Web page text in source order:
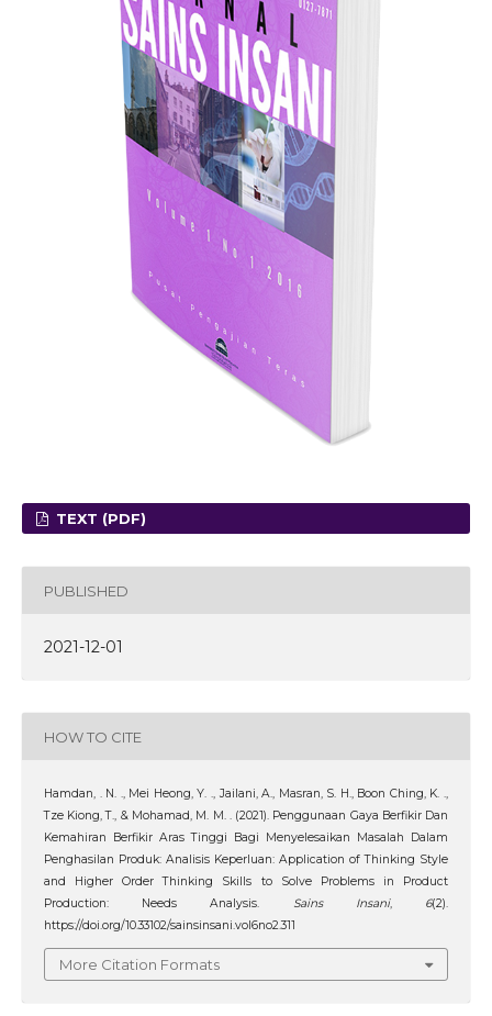
TEXT (PDF)
PUBLISHED
2021-12-01
HOW TO CITE
Hamdan, . N. ., Mei Heong, Y. ., Jailani, A., Masran, S. H., Boon Ching, K. .,
Tze Kiong, T., & Mohamad, M. M. . (2021). Penggunaan Gaya Berfikir Dan
Kemahiran Berfikir Aras Tinggi Bagi Menyelesaikan Masalah Dalam
Penghasilan Produk: Analisis Keperluan: Application of Thinking Style
and Higher Order Thinking Skills to Solve Problems in Product
Production: Needs Analysis.
Sains Insani, 6(2).
https://doi.org/10.33102/sainsinsani.vol6no2.311
More Citation Formats